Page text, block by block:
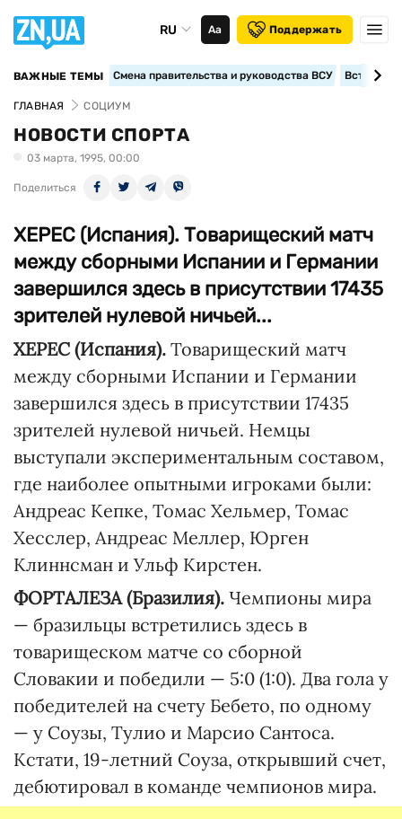
RU Аа Поддержать
ВАЖНЫЕ ТЕМЫ Смена правительства и руководства ВСУ
ГЛАВНАЯ СОЦИУМ
НОВОСТИ СПОРТА
03 марта, 1995, 00:00
Поделиться
ХЕРЕС (Испания). Товарищеский матч
между сборными Испании и Германии
завершился здесь в присутствии 17435
зрителей нулевой ничьей...
ХЕРЕС (Испания). Товарищеский матч
между сборными Испании и Германии
завершился здесь в присутствии 17435
зрителей нулевой ничьей. Немцы
выступали экспериментальным составом,
где наиболее опытными игроками были:
Андреас Кепке, Томас Хельмер, Томас
Хесслер, Андреас Меллер, Юрген
Клиннсман и Ульф Кирстен.
ФОРТАЛЕЗА (Бразилия). Чемпионы мира
— бразильцы встретились здесь в
товарищеском матче со сборной
Словакии и победили — 5:0 (1:0). Два гола у
победителей на счету Бебето, по одному
— у Соузы, Тулио и Марсио Сантоса.
Кстати, 19-летний Соуза, открывший счет,
дебютировал в команде чемпионов мира.